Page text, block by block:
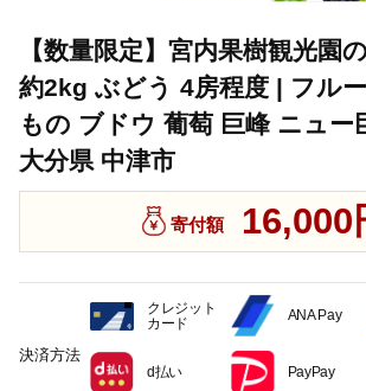
【数量限定】宮内果樹観光園
約2kg ぶどう 4房程度 | フル
もの ブドウ 葡萄 巨峰 ニュー
大分県 中津市
寄付額 16,000
決済方法
クレジット
カード
ANA Pay
d払い PayPay